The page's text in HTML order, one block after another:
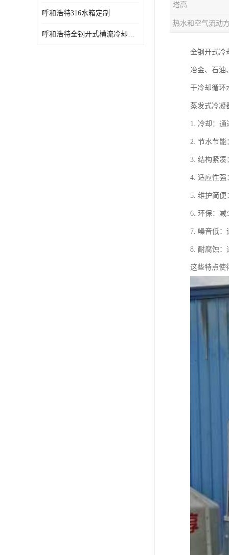
呼和浩特316水箱定制
呼和浩特全钢开式横流冷却塔型号
塔高
热水和空气流动
全钢开式冷
冶金、石油
于冷却循环
蒸发式冷凝
1. 冷却：
2. 节水节能
3. 结构紧凑
4. 适应性强
5. 维护简便
6. 环保：减
7. 噪音低
8. 耐腐蚀：
这些特点使